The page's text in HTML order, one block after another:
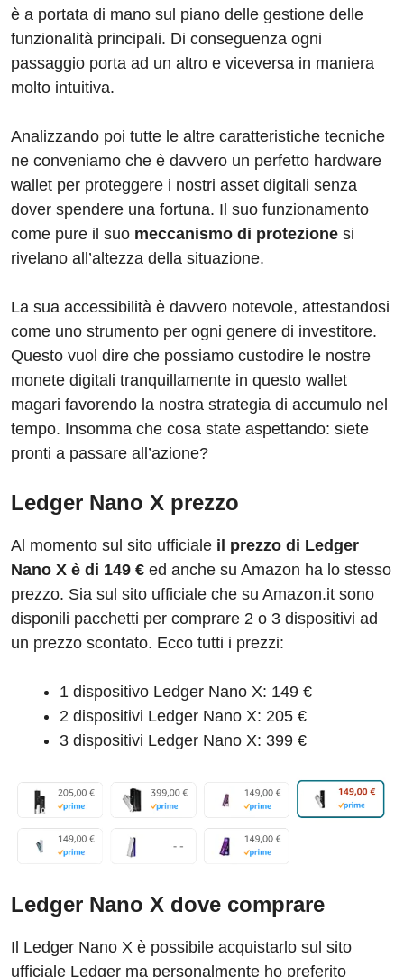
è a portata di mano sul piano delle gestione delle
funzionalità principali. Di conseguenza ogni
passaggio porta ad un altro e viceversa in maniera
molto intuitiva.
Analizzando poi tutte le altre caratteristiche tecniche
ne conveniamo che è davvero un perfetto hardware
wallet per proteggere i nostri asset digitali senza
dover spendere una fortuna. Il suo funzionamento
come pure il suo meccanismo di protezione si
rivelano all’altezza della situazione.
La sua accessibilità è davvero notevole, attestandosi
come uno strumento per ogni genere di investitore.
Questo vuol dire che possiamo custodire le nostre
monete digitali tranquillamente in questo wallet
magari favorendo la nostra strategia di accumulo nel
tempo. Insomma che cosa state aspettando: siete
pronti a passare all’azione?
Ledger Nano X prezzo
Al momento sul sito ufficiale il prezzo di Ledger
Nano X è di 149 € ed anche su Amazon ha lo stesso
prezzo. Sia sul sito ufficiale che su Amazon.it sono
disponili pacchetti per comprare 2 o 3 dispositivi ad
un prezzo scontato. Ecco tutti i prezzi:
1 dispositivo Ledger Nano X: 149 €
2 dispositivi Ledger Nano X: 205 €
3 dispositivi Ledger Nano X: 399 €
Ledger Nano X dove comprare
Il Ledger Nano X è possibile acquistarlo sul sito
ufficiale Ledger ma personalmente ho preferito